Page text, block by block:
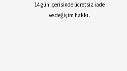
14 gün içerisinde ücretsiz iade
ve değişim hakkı.